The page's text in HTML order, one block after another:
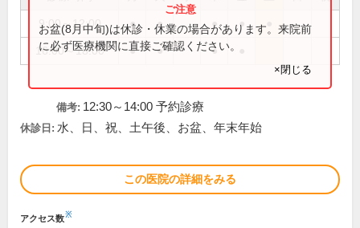
9:00～12:00 ● ● ● ●
16:00～18:00 ● ● ●
お盆(8月中旬)は休診・休業の場合があります。来院前
に必ず医療機関に直接ご確認ください。
×閉じる
備考: 12:30～14:00 予約診療
休診日: 水、日、祝、土午後、お盆、年末年始
この医院の詳細をみる
アクセス数※